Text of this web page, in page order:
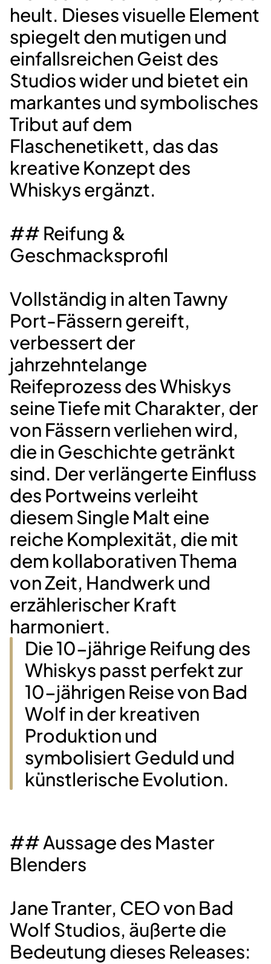
heult. Dieses visuelle Element
spiegelt den mutigen und
einfallsreichen Geist des
Studios wider und bietet ein
markantes und symbolisches
Tribut auf dem
Flaschenetikett, das das
kreative Konzept des
Whiskys ergänzt.
## Reifung &
Geschmacksprofil
Vollständig in alten Tawny
Port-Fässern gereift,
verbessert der
jahrzehntelange
Reifeprozess des Whiskys
seine Tiefe mit Charakter, der
von Fässern verliehen wird,
die in Geschichte getränkt
sind. Der verlängerte Einfluss
des Portweins verleiht
diesem Single Malt eine
reiche Komplexität, die mit
dem kollaborativen Thema
von Zeit, Handwerk und
erzählerischer Kraft
harmoniert.
Die 10-jährige Reifung des
Whiskys passt perfekt zur
10-jährigen Reise von Bad
Wolf in der kreativen
Produktion und
symbolisiert Geduld und
künstlerische Evolution.
## Aussage des Master
Blenders
Jane Tranter, CEO von Bad
Wolf Studios, äußerte die
Bedeutung dieses Releases: